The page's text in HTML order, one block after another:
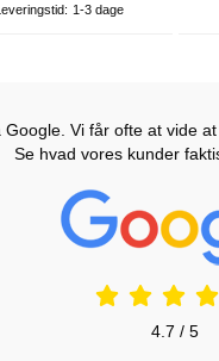
På lager
1-3 dage
Vi får ofte at vide
Se hvad vores kunder
4.7 / 5